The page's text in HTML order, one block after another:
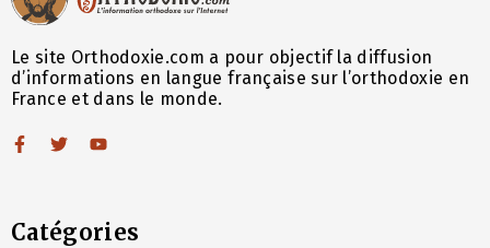
Le site Orthodoxie.com a pour objectif la diffusion
d’informations en langue française sur l’orthodoxie en
France et dans le monde.
Catégories